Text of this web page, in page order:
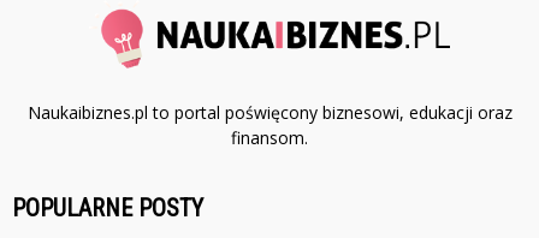
Naukaibiznes.pl to portal poświęcony biznesowi, edukacji oraz
finansom.
POPULARNE POSTY